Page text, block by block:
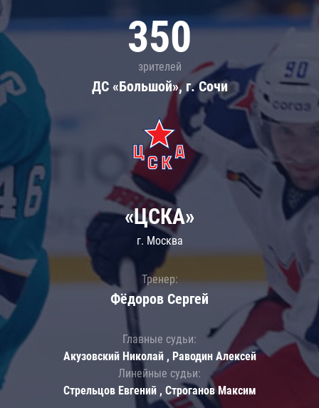
350
зрителей
ДС «Большой», г. Сочи
«ЦСКА»
г. Москва
Тренер:
Фёдоров Сергей
Главные судьи:
Акузовский Николай , Раводин Алексей
Линейные судьи:
Стрельцов Евгений , Строганов Максим